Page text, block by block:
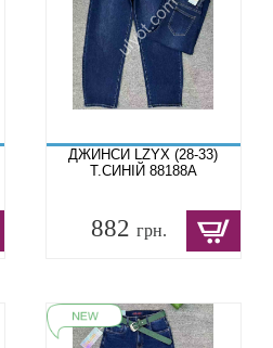
ДЖИНСИ LZYX (28-33)
Т.СИНІЙ 88188A
882грн.